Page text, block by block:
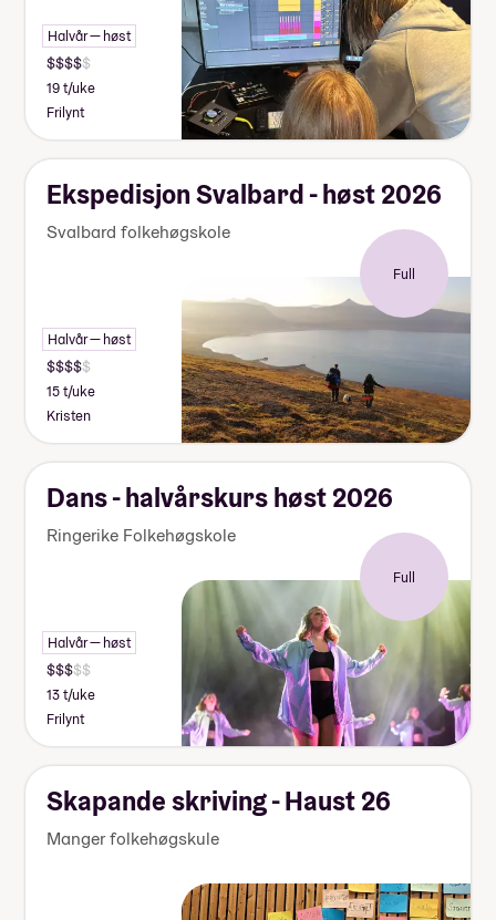
Halvår — høst
19 t/uke
Frilynt
Ekspedisjon Svalbard - høst 2026
Svalbard folkehøgskole
Full
Halvår — høst
15 t/uke
Kristen
Dans - halvårskurs høst 2026
Ringerike Folkehøgskole
Full
Halvår — høst
13 t/uke
Frilynt
Skapande skriving - Haust 26
Manger folkehøgskule